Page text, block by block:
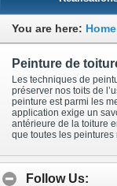
You are here: Home
Peinture de
Les techniques de
préserver nos toits de
peinture est parmi les
application exige un
antérieure de la toiture
que toutes les
Follow Us: